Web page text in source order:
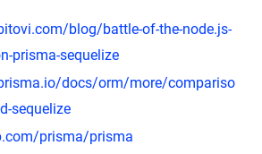
blog/battle-of-the-node.js-
prisma-sequelize
docs/orm/more/compariso
sequelize
prisma/prisma